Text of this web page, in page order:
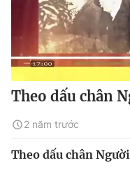
Theo dấu chân
2 năm trước
Theo dấu chân